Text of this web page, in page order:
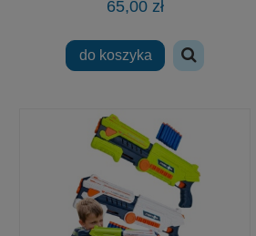
65,00 zł
do koszyka